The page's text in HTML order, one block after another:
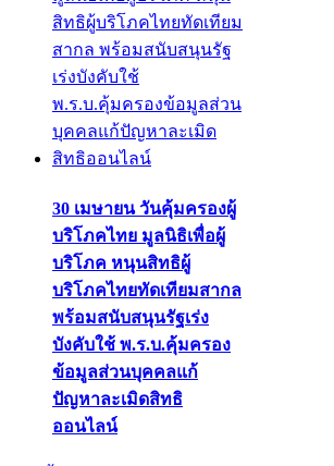
30 เมษายน วันคุ้มครองผู้
บริโภคไทย มูลนิธิเพื่อผู้
บริโภค หนุนสิทธิผู้
บริโภคไทยทัดเทียมสากล
พร้อมสนับสนุนรัฐเร่ง
บังคับใช้ พ.ร.บ.คุ้มครอง
ข้อมูลส่วนบุคคลแก้
ปัญหาละเมิดสิทธิ
ออนไลน์